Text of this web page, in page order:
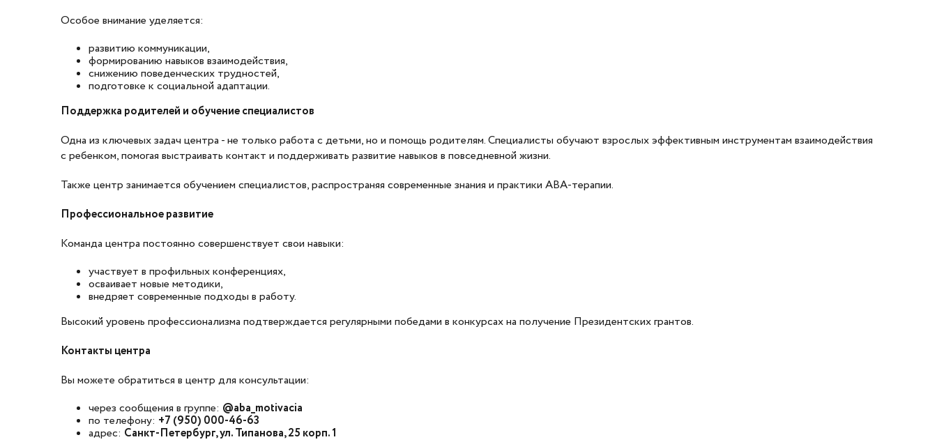
Особое внимание уделяется:
развитию коммуникации,
формированию навыков взаимодействия,
снижению поведенческих трудностей,
подготовке к социальной адаптации.
Поддержка родителей и обучение специалистов
Одна из ключевых задач центра - не только работа с детьми, но и помощь родителям. Специалисты обучают взрослых эффективным инструментам взаимодействия
с ребенком, помогая выстраивать контакт и поддерживать развитие навыков в повседневной жизни.
Также центр занимается обучением специалистов, распространяя современные знания и практики ABA-терапии.
Профессиональное развитие
Команда центра постоянно совершенствует свои навыки:
участвует в профильных конференциях,
осваивает новые методики,
внедряет современные подходы в работу.
Высокий уровень профессионализма подтверждается регулярными победами в конкурсах на получение Президентских грантов.
Контакты центра
Вы можете обратиться в центр для консультации:
через сообщения в группе: @aba_motivacia
по телефону: +7 (950) 000-46-63
адрес: Санкт-Петербург, ул. Типанова, 25 корп. 1